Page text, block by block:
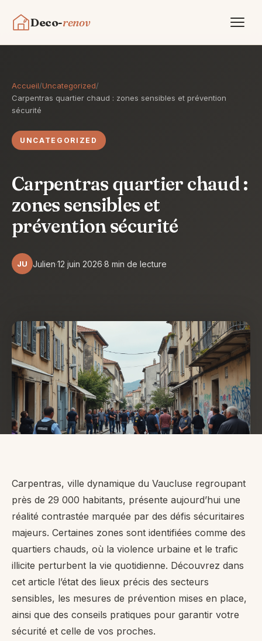
Deco-renov
Travaux & Bricolage
Immobilier
Contact
Accueil/Uncategorized/
Carpentras quartier chaud : zones sensibles et prévention
sécurité
UNCATEGORIZED
Carpentras quartier chaud :
zones sensibles et
prévention sécurité
JU Julien·12 juin 2026·8 min de lecture
Carpentras, ville dynamique du Vaucluse regroupant
près de 29 000 habitants, présente aujourd’hui une
réalité contrastée marquée par des défis sécuritaires
majeurs. Certaines zones sont identifiées comme des
quartiers chauds, où la violence urbaine et le trafic
illicite perturbent la vie quotidienne. Découvrez dans
cet article l’état des lieux précis des secteurs
sensibles, les mesures de prévention mises en place,
ainsi que des conseils pratiques pour garantir votre
sécurité et celle de vos proches.